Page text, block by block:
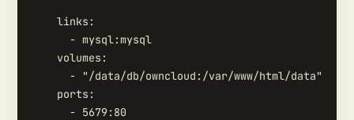
    links:
      - mysql:mysql
    volumes:
      - "/data/db/owncloud:/var/www/html/data"
    ports:
      - 5679:80